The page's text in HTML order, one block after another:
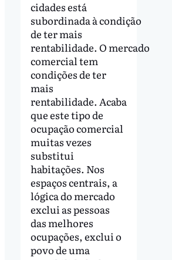
cidades está
subordinada à condição
de ter mais
rentabilidade. O mercado
comercial tem
condições de ter
mais
rentabilidade. Acaba
que este tipo de
ocupação comercial
muitas vezes
substitui
habitações. Nos
espaços centrais, a
lógica do mercado
exclui as pessoas
das melhores
ocupações, exclui o
povo de uma